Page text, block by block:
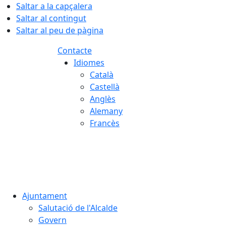
Saltar a la capçalera
Saltar al contingut
Saltar al peu de pàgina
Contacte
Idiomes
Català
Castellà
Anglès
Alemany
Francès
Ajuntament
Salutació de l'Alcalde
Govern